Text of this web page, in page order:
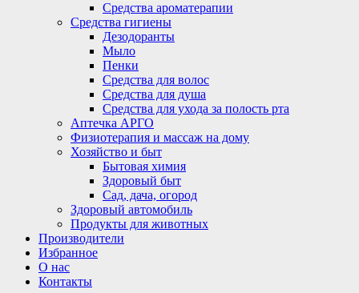
Средства ароматерапии
Средства гигиены
Дезодоранты
Мыло
Пенки
Средства для волос
Средства для душа
Средства для ухода за полость рта
Аптечка АРГО
Физиотерапия и массаж на дому
Хозяйство и быт
Бытовая химия
Здоровый быт
Сад, дача, огород
Здоровый автомобиль
Продукты для животных
Производители
Избранное
О нас
Контакты